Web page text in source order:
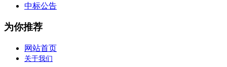
中标公告
为你推荐
网站首页
关于我们